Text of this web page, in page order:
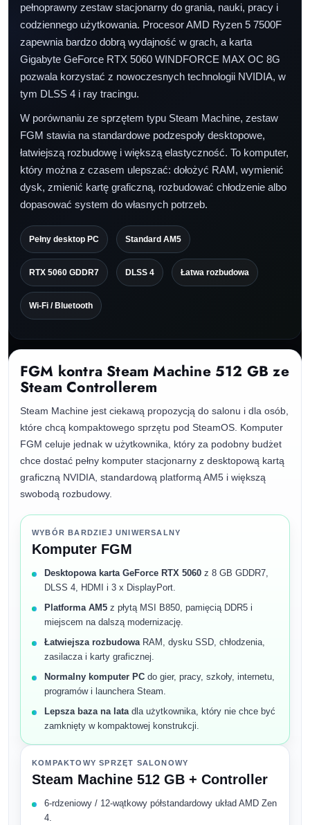
pełnoprawny zestaw stacjonarny do grania, nauki, pracy i
codziennego użytkowania. Procesor AMD Ryzen 5 7500F
zapewnia bardzo dobrą wydajność w grach, a karta
Gigabyte GeForce RTX 5060 WINDFORCE MAX OC 8G
pozwala korzystać z nowoczesnych technologii NVIDIA, w
tym DLSS 4 i ray tracingu.
W porównaniu ze sprzętem typu Steam Machine, zestaw
FGM stawia na standardowe podzespoły desktopowe,
łatwiejszą rozbudowę i większą elastyczność. To komputer,
który można z czasem ulepszać: dołożyć RAM, wymienić
dysk, zmienić kartę graficzną, rozbudować chłodzenie albo
dopasować system do własnych potrzeb.
Pełny desktop PC Standard AM5
RTX 5060 GDDR7 DLSS 4 Łatwa rozbudowa
Wi-Fi / Bluetooth
FGM kontra Steam Machine 512 GB ze
Steam Controllerem
Steam Machine jest ciekawą propozycją do salonu i dla osób,
które chcą kompaktowego sprzętu pod SteamOS. Komputer
FGM celuje jednak w użytkownika, który za podobny budżet
chce dostać pełny komputer stacjonarny z desktopową kartą
graficzną NVIDIA, standardową platformą AM5 i większą
swobodą rozbudowy.
WYBÓR BARDZIEJ UNIWERSALNY
Komputer FGM
Desktopowa karta GeForce RTX 5060 z 8 GB GDDR7,
DLSS 4, HDMI i 3 x DisplayPort.
Platforma AM5 z płytą MSI B850, pamięcią DDR5 i
miejscem na dalszą modernizację.
Łatwiejsza rozbudowa RAM, dysku SSD, chłodzenia,
zasilacza i karty graficznej.
Normalny komputer PC do gier, pracy, szkoły, internetu,
programów i launchera Steam.
Lepsza baza na lata dla użytkownika, który nie chce być
zamknięty w kompaktowej konstrukcji.
KOMPAKTOWY SPRZĘT SALONOWY
Steam Machine 512 GB + Controller
6-rdzeniowy / 12-wątkowy półstandardowy układ AMD Zen
4.